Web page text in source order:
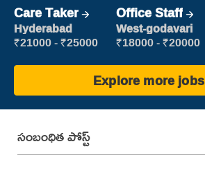
Care Taker
Hyderabad
₹21000 - ₹25000
Office Staff
West-godavari
₹18000 - ₹20000
Explore more jobs
సంబంధిత పోస్ట్